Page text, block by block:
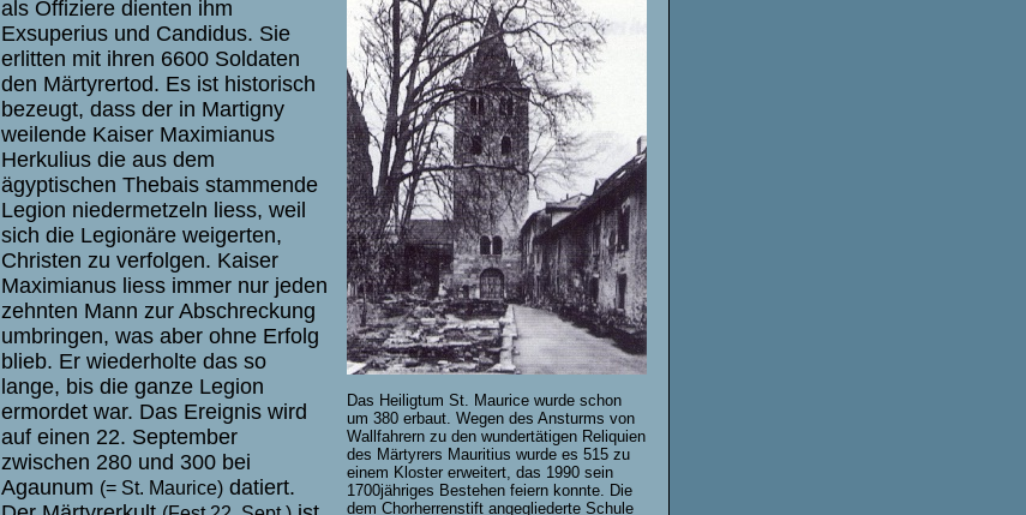
als Offiziere dienten ihm
Exsuperius und Candidus. Sie
erlitten mit ihren 6600 Soldaten
den Märtyrertod. Es ist historisch
bezeugt, dass der in Martigny
weilende Kaiser Maximianus
Herkulius die aus dem
ägyptischen Thebais stammende
Legion niedermetzeln liess, weil
sich die Legionäre weigerten,
Christen zu verfolgen. Kaiser
Maximianus liess immer nur jeden
zehnten Mann zur Abschreckung
umbringen, was aber ohne Erfolg
blieb. Er wiederholte das so
lange, bis die ganze Legion
ermordet war. Das Ereignis wird
auf einen 22. September
zwischen 280 und 300 bei
Agaunum (= St. Maurice) datiert.
Das Heiligtum St. Maurice wurde schon
um 380 erbaut. Wegen des Ansturms von
Wallfahrern zu den wundertätigen Reliquien
des Märtyrers Mauritius wurde es 515 zu
einem Kloster erweitert, das 1990 sein
1700jähriges Bestehen feiern konnte. Die
dem Chorherrenstift angegliederte Schule